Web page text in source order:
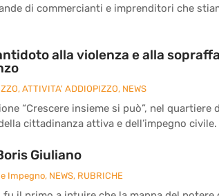
di commercianti e imprenditori che
alla violenza e alla
, ATTIVITA' ADDIOPIZZO, NEWS
“Crescere insieme si può”, nel quartiere
cittadinanza attiva e dell’impegno civile.
Giuliano
Impegno, NEWS, RUBRICHE